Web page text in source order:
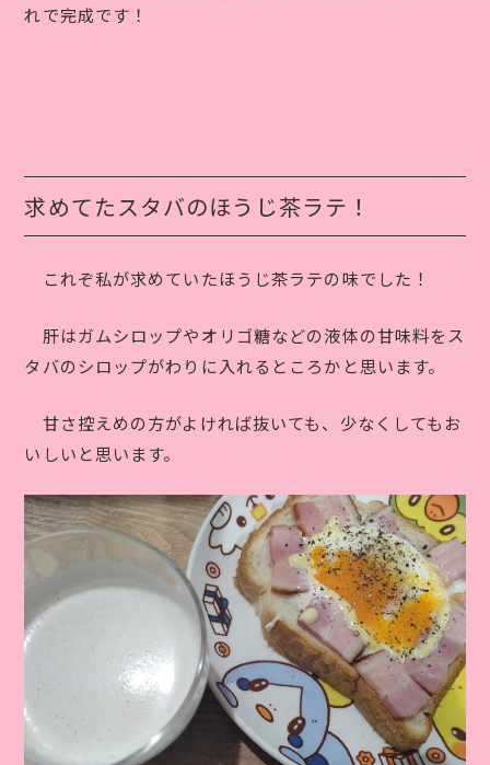
れで完成です！
求めてたスタバのほうじ茶ラテ！
これぞ私が求めていたほうじ茶ラテの味でした！
肝はガムシロップやオリゴ糖などの液体の甘味料をス
タバのシロップがわりに入れるところかと思います。
甘さ控えめの方がよければ抜いても、少なくしてもお
いしいと思います。